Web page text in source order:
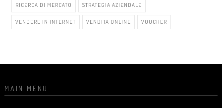
RICERCA DI MERCATO STRATEGIA AZIENDALE
VENDERE IN INTERNET VENDITA ONLINE VOUCHER
MAIN MENU